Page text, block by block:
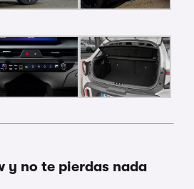
y no te pierdas nada